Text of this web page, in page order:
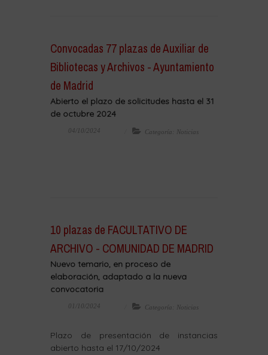
Convocadas 77 plazas de Auxiliar de
Bibliotecas y Archivos - Ayuntamiento
de Madrid
Abierto el plazo de solicitudes hasta el 31
de octubre 2024
04/10/2024 Categoría: Noticias
10 plazas de FACULTATIVO DE
ARCHIVO - COMUNIDAD DE MADRID
Nuevo temario, en proceso de
elaboración, adaptado a la nueva
convocatoria
01/10/2024 Categoría: Noticias
Plazo de presentación de instancias
abierto hasta el 17/10/2024